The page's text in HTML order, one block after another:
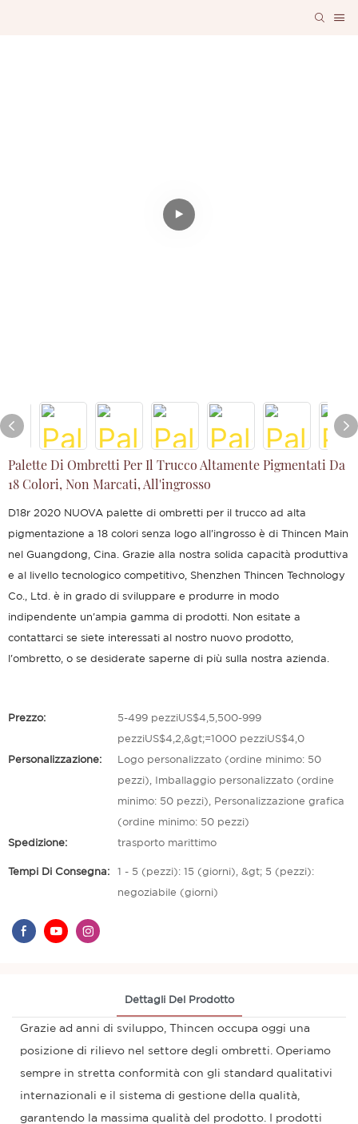
Palette Di Ombretti Per Il Trucco Altamente Pigmentati Da
18 Colori, Non Marcati, All'ingrosso
D18r 2020 NUOVA palette di ombretti per il trucco ad alta
pigmentazione a 18 colori senza logo all'ingrosso è di Thincen Main
nel Guangdong, Cina. Grazie alla nostra solida capacità produttiva
e al livello tecnologico competitivo, Shenzhen Thincen Technology
Co., Ltd. è in grado di sviluppare e produrre in modo
indipendente un'ampia gamma di prodotti. Non esitate a
contattarci se siete interessati al nostro nuovo prodotto,
l'ombretto, o se desiderate saperne di più sulla nostra azienda.
Prezzo: 5-499 pezziUS$4,5,500-999
pezziUS$4,2,&gt;=1000 pezziUS$4,0
Personalizzazione: Logo personalizzato (ordine minimo: 50
pezzi), Imballaggio personalizzato (ordine
minimo: 50 pezzi), Personalizzazione grafica
(ordine minimo: 50 pezzi)
Spedizione: trasporto marittimo
Tempi Di Consegna: 1 - 5 (pezzi): 15 (giorni), &gt; 5 (pezzi):
negoziabile (giorni)
Dettagli Del Prodotto
Grazie ad anni di sviluppo, Thincen occupa oggi una
posizione di rilievo nel settore degli ombretti. Operiamo
sempre in stretta conformità con gli standard qualitativi
internazionali e il sistema di gestione della qualità,
garantendo la massima qualità del prodotto. I prodotti